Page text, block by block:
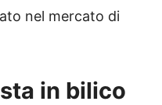
nel mercato di
in bilico